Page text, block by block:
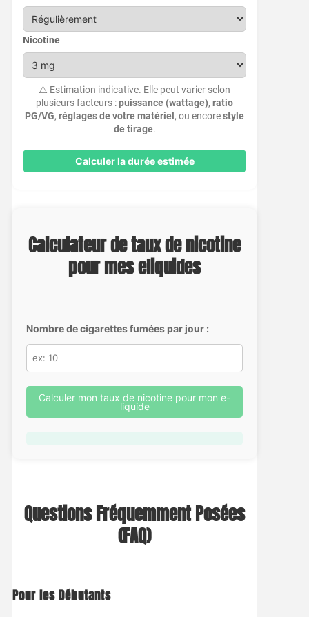
Nicotine
⚠️ Estimation indicative. Elle peut varier selon
plusieurs facteurs :puissance (wattage),ratio
PG/VG,réglages de votre matériel , ou encorestyle
de tirage.
Calculer la durée estimée
Calculateur de taux de nicotine
pour mes eliquides
Nombre de cigarettes fumées par jour :
Calculer mon taux de nicotine pour mon e-
liquide
QuestionsFréquemmentPosées
(FAQ)
Pour les Débutants